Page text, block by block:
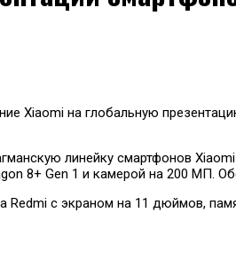
Xiaomi на глобальную
линейку смартфонов
8+ Gen 1 и камерой на 200 МП.
с экраном на 11 дюймов,